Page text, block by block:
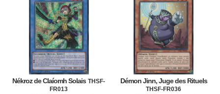
Nékroz de Claíomh Solais THSF-
FR013
Démon Jinn, Juge des Rituels
THSF-FR036